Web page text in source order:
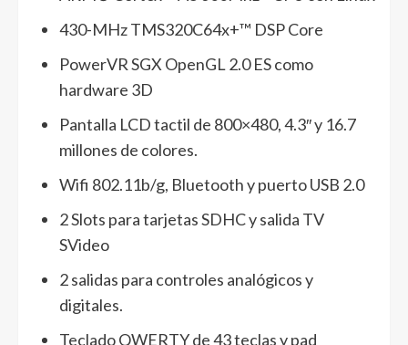
430-MHz TMS320C64x+™ DSP Core
PowerVR SGX OpenGL 2.0 ES como
hardware 3D
Pantalla LCD tactil de 800×480, 4.3″ y 16.7
millones de colores.
Wifi 802.11b/g, Bluetooth y puerto USB 2.0
2 Slots para tarjetas SDHC y salida TV
SVideo
2 salidas para controles analógicos y
digitales.
Teclado QWERTY de 43 teclas y pad